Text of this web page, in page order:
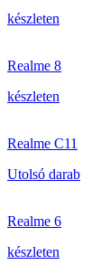
készleten
Realme 8
készleten
Realme C11
Utolsó darab
Realme 6
készleten